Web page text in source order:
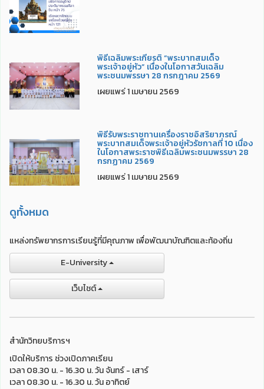
พิธีเฉลิมพระเกียรติ “พระบาทสมเด็จ
พระเจ้าอยู่หัว” เนื่องในโอกาสวันเฉลิม
พระชนมพรรษา 28 กรกฎาคม 2569
เผยแพร่ 1 เมษายน 2569
พิธีรับพระราชทานเครื่องราชอิสริยาภรณ์
พระบาทสมเด็จพระเจ้าอยู่หัวรัชกาลที่ 10 เนื่อง
ในโอกาสพระราชพิธีเฉลิมพระชนมพรรษา 28
กรกฏาคม 2569
เผยแพร่ 1 เมษายน 2569
ดูทั้งหมด
แหล่งทรัพยากรการเรียนรู้ที่มีคุณภาพ เพื่อพัฒนาบัณฑิตและท้องถิ่น
E-University
เว็บไชต์
สำนักวิทยบริการฯ
เปิดให้บริการ ช่วงเปิดภาคเรียน
เวลา 08.30 น. - 16.30 น. วัน จันทร์ - เสาร์
เวลา 08.30 น. - 16.30 น. วัน อาทิตย์